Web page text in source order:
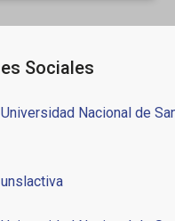
Sociales
Universidad Nacional de
unslactiva